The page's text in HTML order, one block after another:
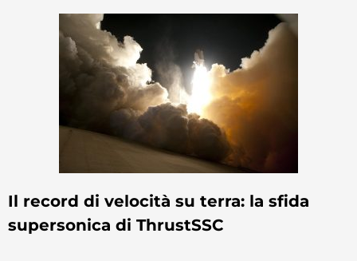
Il record di velocità su terra: la sfida
supersonica di ThrustSSC